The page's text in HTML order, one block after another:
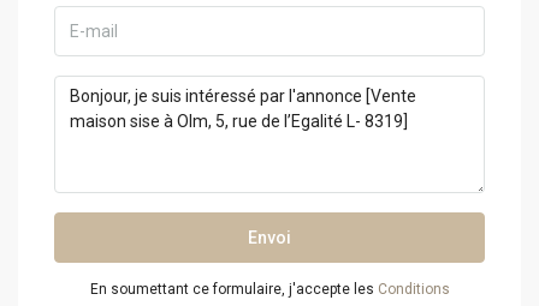
Envoi
En soumettant ce formulaire, j'accepte les Conditions